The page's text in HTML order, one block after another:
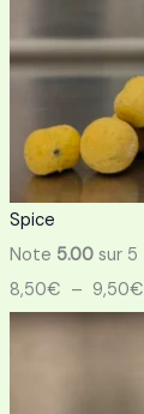
Spice
Note 5.00sur 5
8,50€ – 9,50€